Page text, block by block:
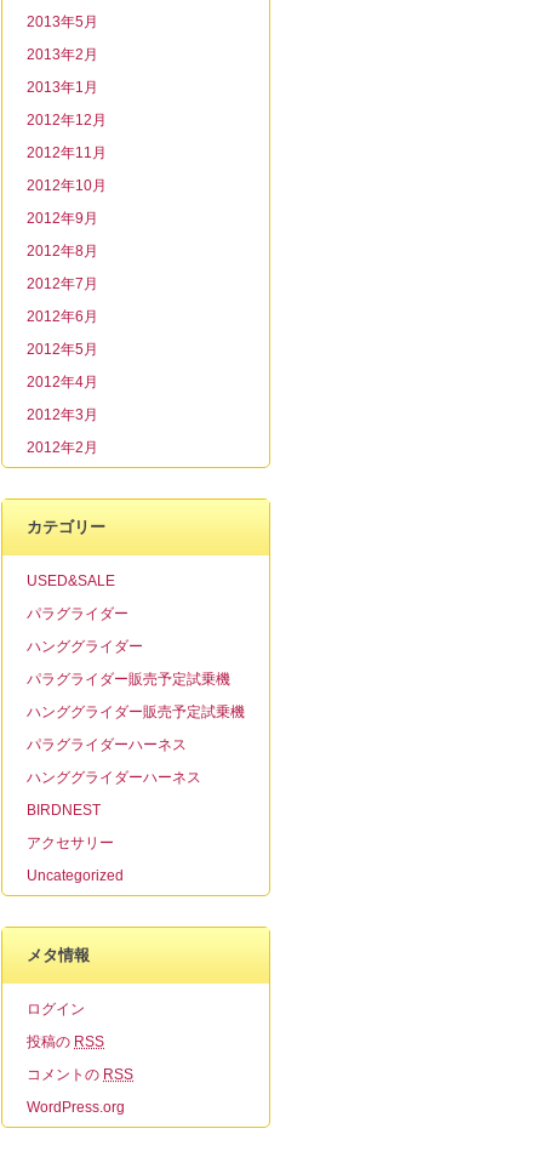
2013年5月
2013年2月
2013年1月
2012年12月
2012年11月
2012年10月
2012年9月
2012年8月
2012年7月
2012年6月
2012年5月
2012年4月
2012年3月
2012年2月
カテゴリー
USED&SALE
パラグライダー
ハンググライダー
パラグライダー販売予定試乗機
ハンググライダー販売予定試乗機
パラグライダーハーネス
ハンググライダーハーネス
BIRDNEST
アクセサリー
Uncategorized
メタ情報
ログイン
投稿の RSS
コメントの RSS
WordPress.org